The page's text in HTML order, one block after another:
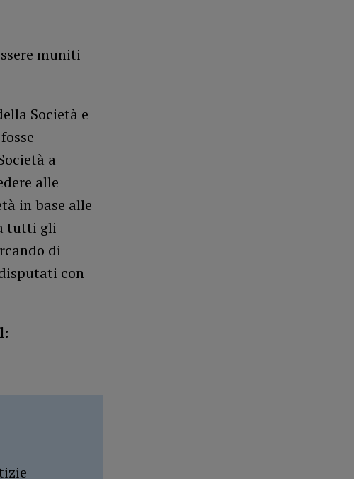
muniti
Società e
a
alle
in base alle
tutti gli
di
con